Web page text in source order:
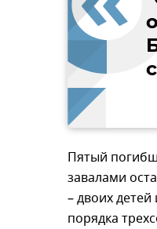
Пятый
завалами
– двоих
порядка